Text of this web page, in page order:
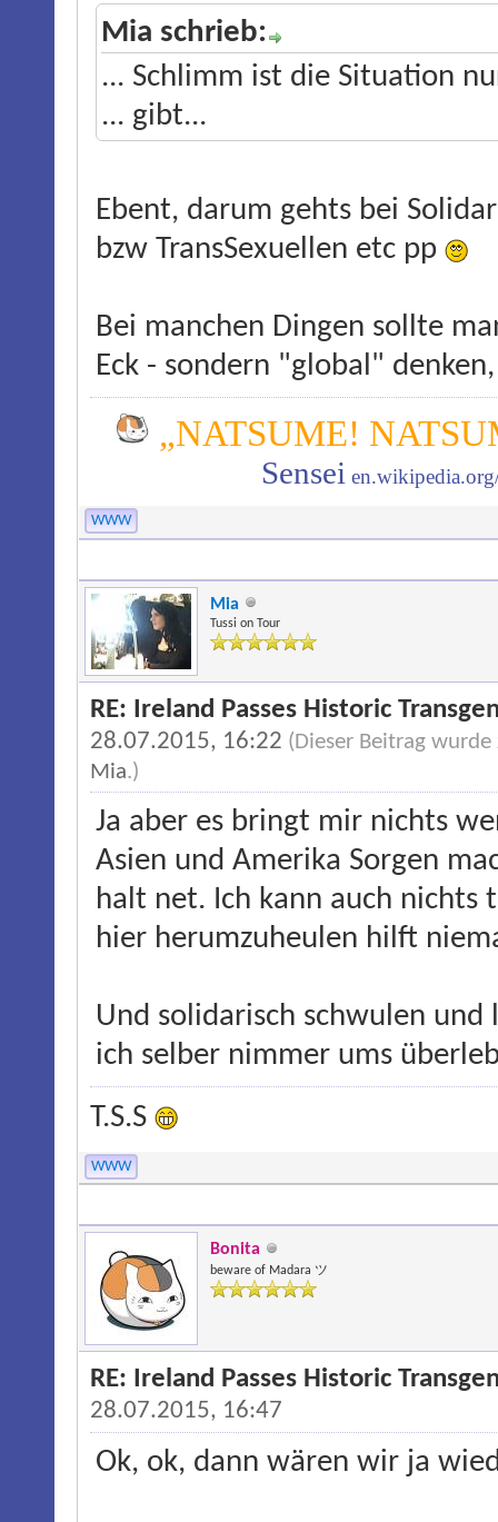
Mia schrieb:
... Schlimm ist die Situation
... gibt...
Ebent, darum gehts bei
bzw TransSexuellen etc pp
Bei manchen Dingen sollte
Eck - sondern "global"
„NATSUME!
Sensei
WWW
Mia
Tussi on Tour
RE: Ireland Passes Historic
28.07.2015, 16:22 (Dieser Beitrag
Mia.)
Ja aber es bringt mir nichts
Asien und Amerika Sorgen
halt net. Ich kann auch nichts
hier herumzuheulen hilft
Und solidarisch schwulen
ich selber nimmer ums
T.S.S
WWW
Bonita
beware of Madara ツ
RE: Ireland Passes Historic
28.07.2015, 16:47
Ok, ok, dann wären wir ja